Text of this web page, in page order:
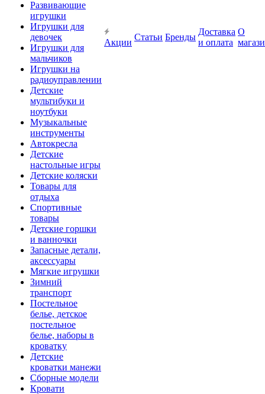
Развивающие
игрушки
Игрушки для
девочек
Игрушки для
мальчиков
Игрушки на
радиоуправлении
Детские
мультибуки и
ноутбуки
Музыкальные
инструменты
Автокресла
Детские
настольные игры
Детские коляски
Товары для
отдыха
Спортивные
товары
Детские горшки
и ванночки
Запасные детали,
аксессуары
Мягкие игрушки
Зимний
транспорт
Постельное
белье, детское
постельное
белье, наборы в
кроватку
Детские
кроватки манежи
Сборные модели
Кровати
Акции
Статьи Бренды
Доставка
и оплата
О